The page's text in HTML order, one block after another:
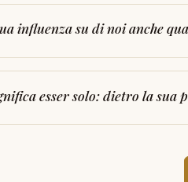
influenza su di noi anche
esser solo: dietro la sua